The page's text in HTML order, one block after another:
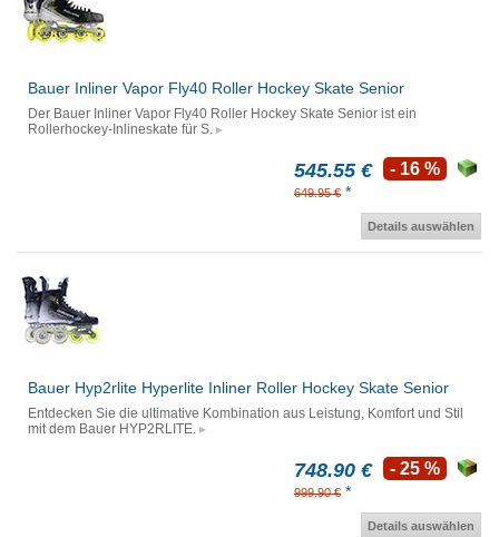
Bauer Inliner Vapor Fly40 Roller Hockey Skate Senior
Der Bauer Inliner Vapor Fly40 Roller Hockey Skate Senior ist ein
Rollerhockey-Inlineskate für S.
545.55 €
649.95 € *
- 16 %
Details auswählen
Bauer Hyp2rlite Hyperlite Inliner Roller Hockey Skate Senior
Entdecken Sie die ultimative Kombination aus Leistung, Komfort und Stil
mit dem Bauer HYP2RLITE.
748.90 €
999.90 € *
- 25 %
Details auswählen